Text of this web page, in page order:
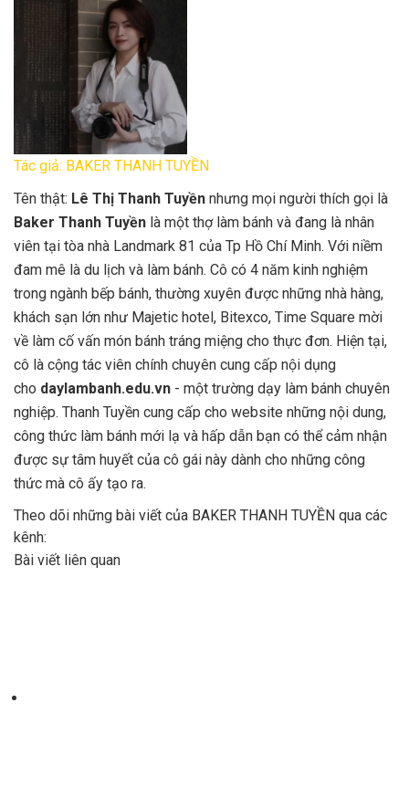
Tác giả: BAKER THANH TUYỀN
Tên thật: Lê Thị Thanh Tuyền nhưng mọi người thích gọi là
Baker Thanh Tuyền là một thợ làm bánh và đang là nhân
viên tại tòa nhà Landmark 81 của Tp Hồ Chí Minh. Với niềm
đam mê là du lịch và làm bánh. Cô có 4 năm kinh nghiệm
trong ngành bếp bánh, thường xuyên được những nhà hàng,
khách sạn lớn như Majetic hotel, Bitexco, Time Square mời
về làm cố vấn món bánh tráng miệng cho thực đơn. Hiện tại,
cô là cộng tác viên chính chuyên cung cấp nội dụng
cho daylambanh.edu.vn - một trường dạy làm bánh chuyên
nghiệp. Thanh Tuyền cung cấp cho website những nội dung,
công thức làm bánh mới lạ và hấp dẫn bạn có thể cảm nhận
được sự tâm huyết của cô gái này dành cho những công
thức mà cô ấy tạo ra.
Theo dõi những bài viết của BAKER THANH TUYỀN qua các
kênh:
Bài viết liên quan